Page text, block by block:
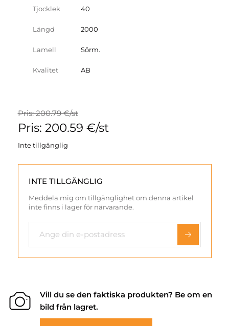
Tjocklek 40
Längd 2000
Lamell Sõrm.
Kvalitet AB
Pris: 200.79 €/st
Pris: 200.59 €/st
Inte tillgänglig
INTE TILLGÄNGLIG
Meddela mig om tillgänglighet om denna artikel
inte finns i lager för närvarande.
Vill du se den faktiska produkten? Be om en
bild från lagret.